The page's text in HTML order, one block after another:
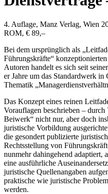
4. Auflage, Manz Verlag, Wien
ROM, € 89,–
Bei dem ursprünglich als
Führungskräfte“
Autoren handelt es sich seit
er Jahre um das Standardwerk in
Thematik
Das Konzept eines reinen
Vorauflagen beschrieben –
Beiwerk“ nicht nur, aber doch
juristische Vorbildung
die gesondert publizierte
Rechtsstellung von
nunmehr dahingehend adaptiert,
eine ausführliche
juristische Quellenangaben
praktische wie juristische
werden.